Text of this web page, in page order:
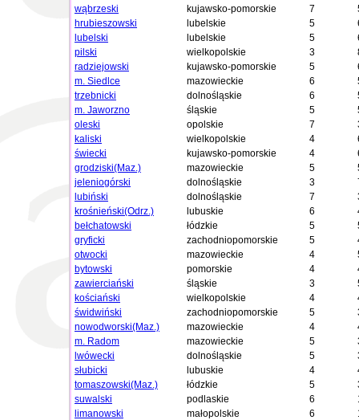
wąbrzeski
kujawsko-pomorskie 7
hrubieszowski
lubelskie 5
lubelski
lubelskie 5
pilski
wielkopolskie 3
radziejowski
kujawsko-pomorskie 5
m. Siedlce
mazowieckie 6
trzebnicki
dolnośląskie 6
m. Jaworzno
śląskie 5
oleski
opolskie 7
kaliski
wielkopolskie 4
świecki
kujawsko-pomorskie 4
grodziski(Maz.)
mazowieckie 5
jeleniogórski
dolnośląskie 3
lubiński
dolnośląskie 7
krośnieński(Odrz.)
lubuskie 6
bełchatowski
łódzkie 5
gryficki
zachodniopomorskie 5
otwocki
mazowieckie 4
bytowski
pomorskie 4
zawierciański
śląskie 3
kościański
wielkopolskie 4
świdwiński
zachodniopomorskie 5
nowodworski(Maz.)
mazowieckie 4
m. Radom
mazowieckie 5
lwówecki
dolnośląskie 5
słubicki
lubuskie 4
tomaszowski(Maz.)
łódzkie 5
suwalski
podlaskie 6
limanowski
małopolskie 6